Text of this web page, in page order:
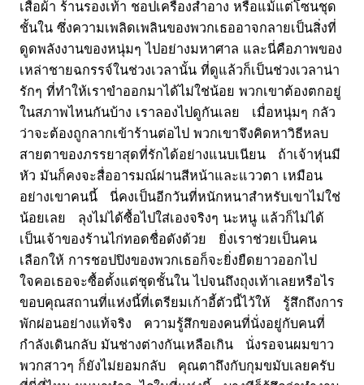
เสื้อผ้า ร้านรองเท้า ชอปเครื่องสำอาง หรือแม้แต่โซนชุด
ชั้นใน ซึ่งความเพลิดเพลินของพวกเธออาจกลายเป็นสิ่งที่
ดูดพลังงานของหนุ่มๆ ไปอย่างมหาศาล และนี่คือภาพของ
เหล่าชายฉกรรจ์ในช่วงเวลานั้น ที่ดูแล้วก็เป็นช่วงเวลาน่า
รักๆ ที่ทำให้เราขำออกมาได้ไม่ใช่น้อย พวกเขาต้องตกอยู่
ในสภาพไหนกันบ้าง เราลองไปดูกันเลย เมื่อหนุ่มๆ กลัว
ว่าจะต้องถูกลากเข้าร้านต่อไป พวกเขาจึงคิดหาวิธีหลบ
สายตาของภรรยาสุดที่รักได้อย่างแนบเนียน ถ้าเจ้าหุ่นมี
หัว มันก็คงจะสื่ออารมณ์ผ่านสีหน้าและแววตา เหมือน
อย่างเขาคนนี้ นี่คงเป็นอีกวันที่หนักหนาสำหรับเขาไม่ใช่
น้อยเลย ลุงไม่ได้ซื้อไปใส่เองจริงๆ นะหนู แล้วก็ไม่ได้
เป็นเจ้าของร้านไก่ทอดชื่อดังด้วย ยิ่งเราช่วยเป็นคน
เลือกให้ การชอปปิงของพวกเธอก็จะยิ่งยืดยาวออกไป
ใจคอเธอจะซื้อตั้งแต่ชุดชั้นใน ไปจนถึงถุงเท้าเลยหรือไร
ขอบคุณสถานที่แห่งนี้ที่เตรียมเก้าอี้ตัวนี้ไว้ให้ รู้สึกถึงการ
พักผ่อนอย่างแท้จริง ความรู้สึกของคนที่นั่งอยู่กับคนที่
กำลังเดินกลับ มันช่างต่างกันเหลือเกิน นั่งรอจนผมขาว
พวกสาวๆ ก็ยังไม่ยอมกลับ คุณตาถึงกับกุมขมับเลยครับ